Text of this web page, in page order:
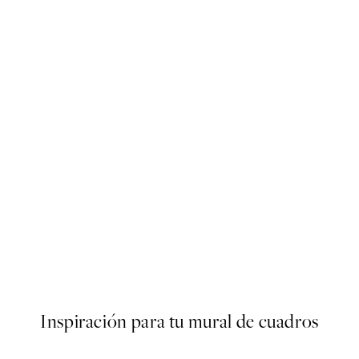
Inspiración para tu mural de cuadros